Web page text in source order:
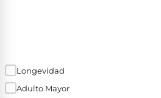
Longevidad
Adulto Mayor